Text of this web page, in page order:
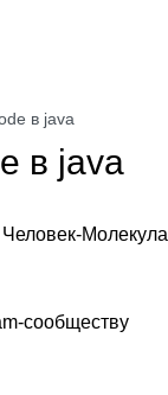
в java
в java
Человек-Молекула
сообществу